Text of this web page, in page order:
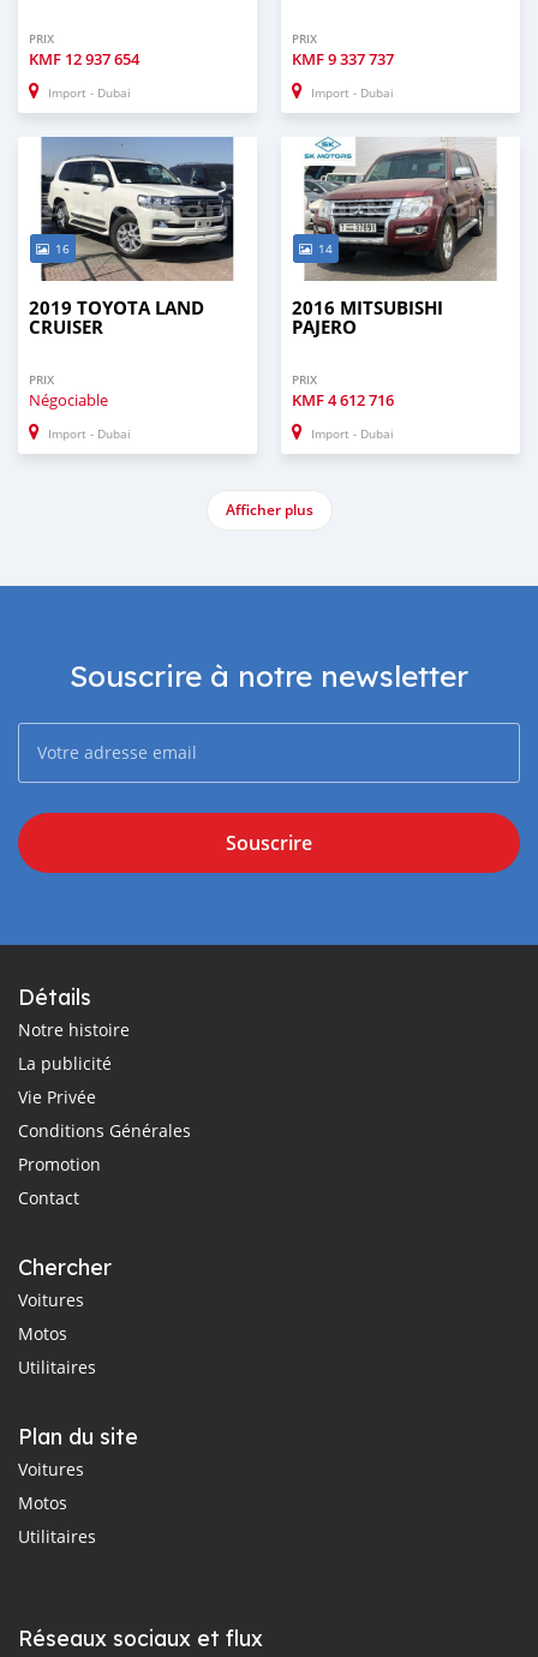
PRIX
KMF 12 937 654
Import - Dubai
PRIX
KMF9 337 737
Import - Dubai
16
2019 TOYOTA LAND
CRUISER
PRIX
Négociable
Import - Dubai
14
2016 MITSUBISHI
PAJERO
PRIX
KMF4 612 716
Import - Dubai
Afficher plus
Souscrire à notre newsletter
Souscrire
Détails
Notre histoire
La publicité
Vie Privée
Conditions Générales
Promotion
Contact
Chercher
Voitures
Motos
Utilitaires
Plan du site
Voitures
Motos
Utilitaires
Réseaux sociaux et flux